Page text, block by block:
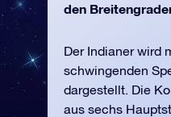
den
Der Indianer wird
schwingenden
dargestellt. Die
aus sechs